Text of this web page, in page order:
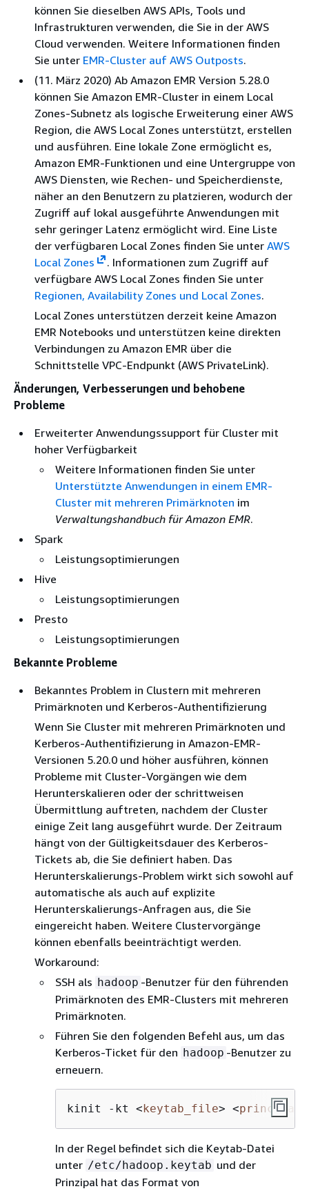
können Sie dieselben AWS APIs, Tools und
Infrastrukturen verwenden, die Sie in der AWS
Cloud verwenden. Weitere Informationen finden
Sie unter EMR-Cluster auf AWS Outposts.
(11. März 2020) Ab Amazon EMR Version 5.28.0
können Sie Amazon EMR-Cluster in einem Local
Zones-Subnetz als logische Erweiterung einer AWS
Region, die AWS Local Zones unterstützt, erstellen
und ausführen. Eine lokale Zone ermöglicht es,
Amazon EMR-Funktionen und eine Untergruppe von
AWS Diensten, wie Rechen- und Speicherdienste,
näher an den Benutzern zu platzieren, wodurch der
Zugriff auf lokal ausgeführte Anwendungen mit
sehr geringer Latenz ermöglicht wird. Eine Liste
der verfügbaren Local Zones finden Sie unter AWS
Local Zones
. Informationen zum Zugriff auf
verfügbare AWS Local Zones finden Sie unter
Regionen, Availability Zones und Local Zones.
Local Zones unterstützen derzeit keine Amazon
EMR Notebooks und unterstützen keine direkten
Verbindungen zu Amazon EMR über die
Schnittstelle VPC-Endpunkt (AWS PrivateLink).
Änderungen, Verbesserungen und behobene
Probleme
Erweiterter Anwendungssupport für Cluster mit
hoher Verfügbarkeit
Weitere Informationen finden Sie unter
Unterstützte Anwendungen in einem EMR-
Cluster mit mehreren Primärknoten im
Verwaltungshandbuch für Amazon EMR.
Spark
Leistungsoptimierungen
Hive
Leistungsoptimierungen
Presto
Leistungsoptimierungen
Bekannte Probleme
Bekanntes Problem in Clustern mit mehreren
Primärknoten und Kerberos-Authentifizierung
Wenn Sie Cluster mit mehreren Primärknoten und
Kerberos-Authentifizierung in Amazon-EMR-
Versionen 5.20.0 und höher ausführen, können
Probleme mit Cluster-Vorgängen wie dem
Herunterskalieren oder der schrittweisen
Übermittlung auftreten, nachdem der Cluster
einige Zeit lang ausgeführt wurde. Der Zeitraum
hängt von der Gültigkeitsdauer des Kerberos-
Tickets ab, die Sie definiert haben. Das
Herunterskalierungs-Problem wirkt sich sowohl auf
automatische als auch auf explizite
Herunterskalierungs-Anfragen aus, die Sie
eingereicht haben. Weitere Clustervorgänge
können ebenfalls beeinträchtigt werden.
Workaround:
SSH als hadoop -Benutzer für den führenden
Primärknoten des EMR-Clusters mit mehreren
Primärknoten.
Führen Sie den folgenden Befehl aus, um das
Kerberos-Ticket für den hadoop -Benutzer zu
erneuern.
kinit -kt <keytab_file> <principal
In der Regel befindet sich die Keytab-Datei
unter /etc/hadoop.keytab und der
Prinzipal hat das Format von